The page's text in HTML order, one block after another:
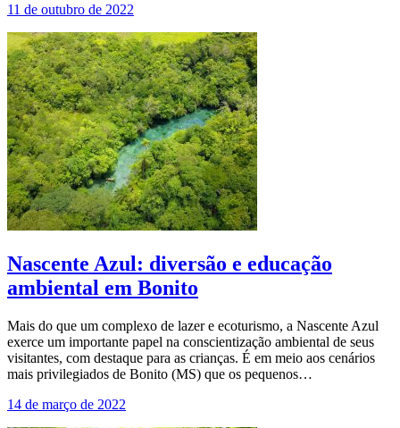
11 de outubro de 2022
Nascente Azul: diversão e educação
ambiental em Bonito
Mais do que um complexo de lazer e ecoturismo, a Nascente Azul
exerce um importante papel na conscientização ambiental de seus
visitantes, com destaque para as crianças. É em meio aos cenários
mais privilegiados de Bonito (MS) que os pequenos…
14 de março de 2022